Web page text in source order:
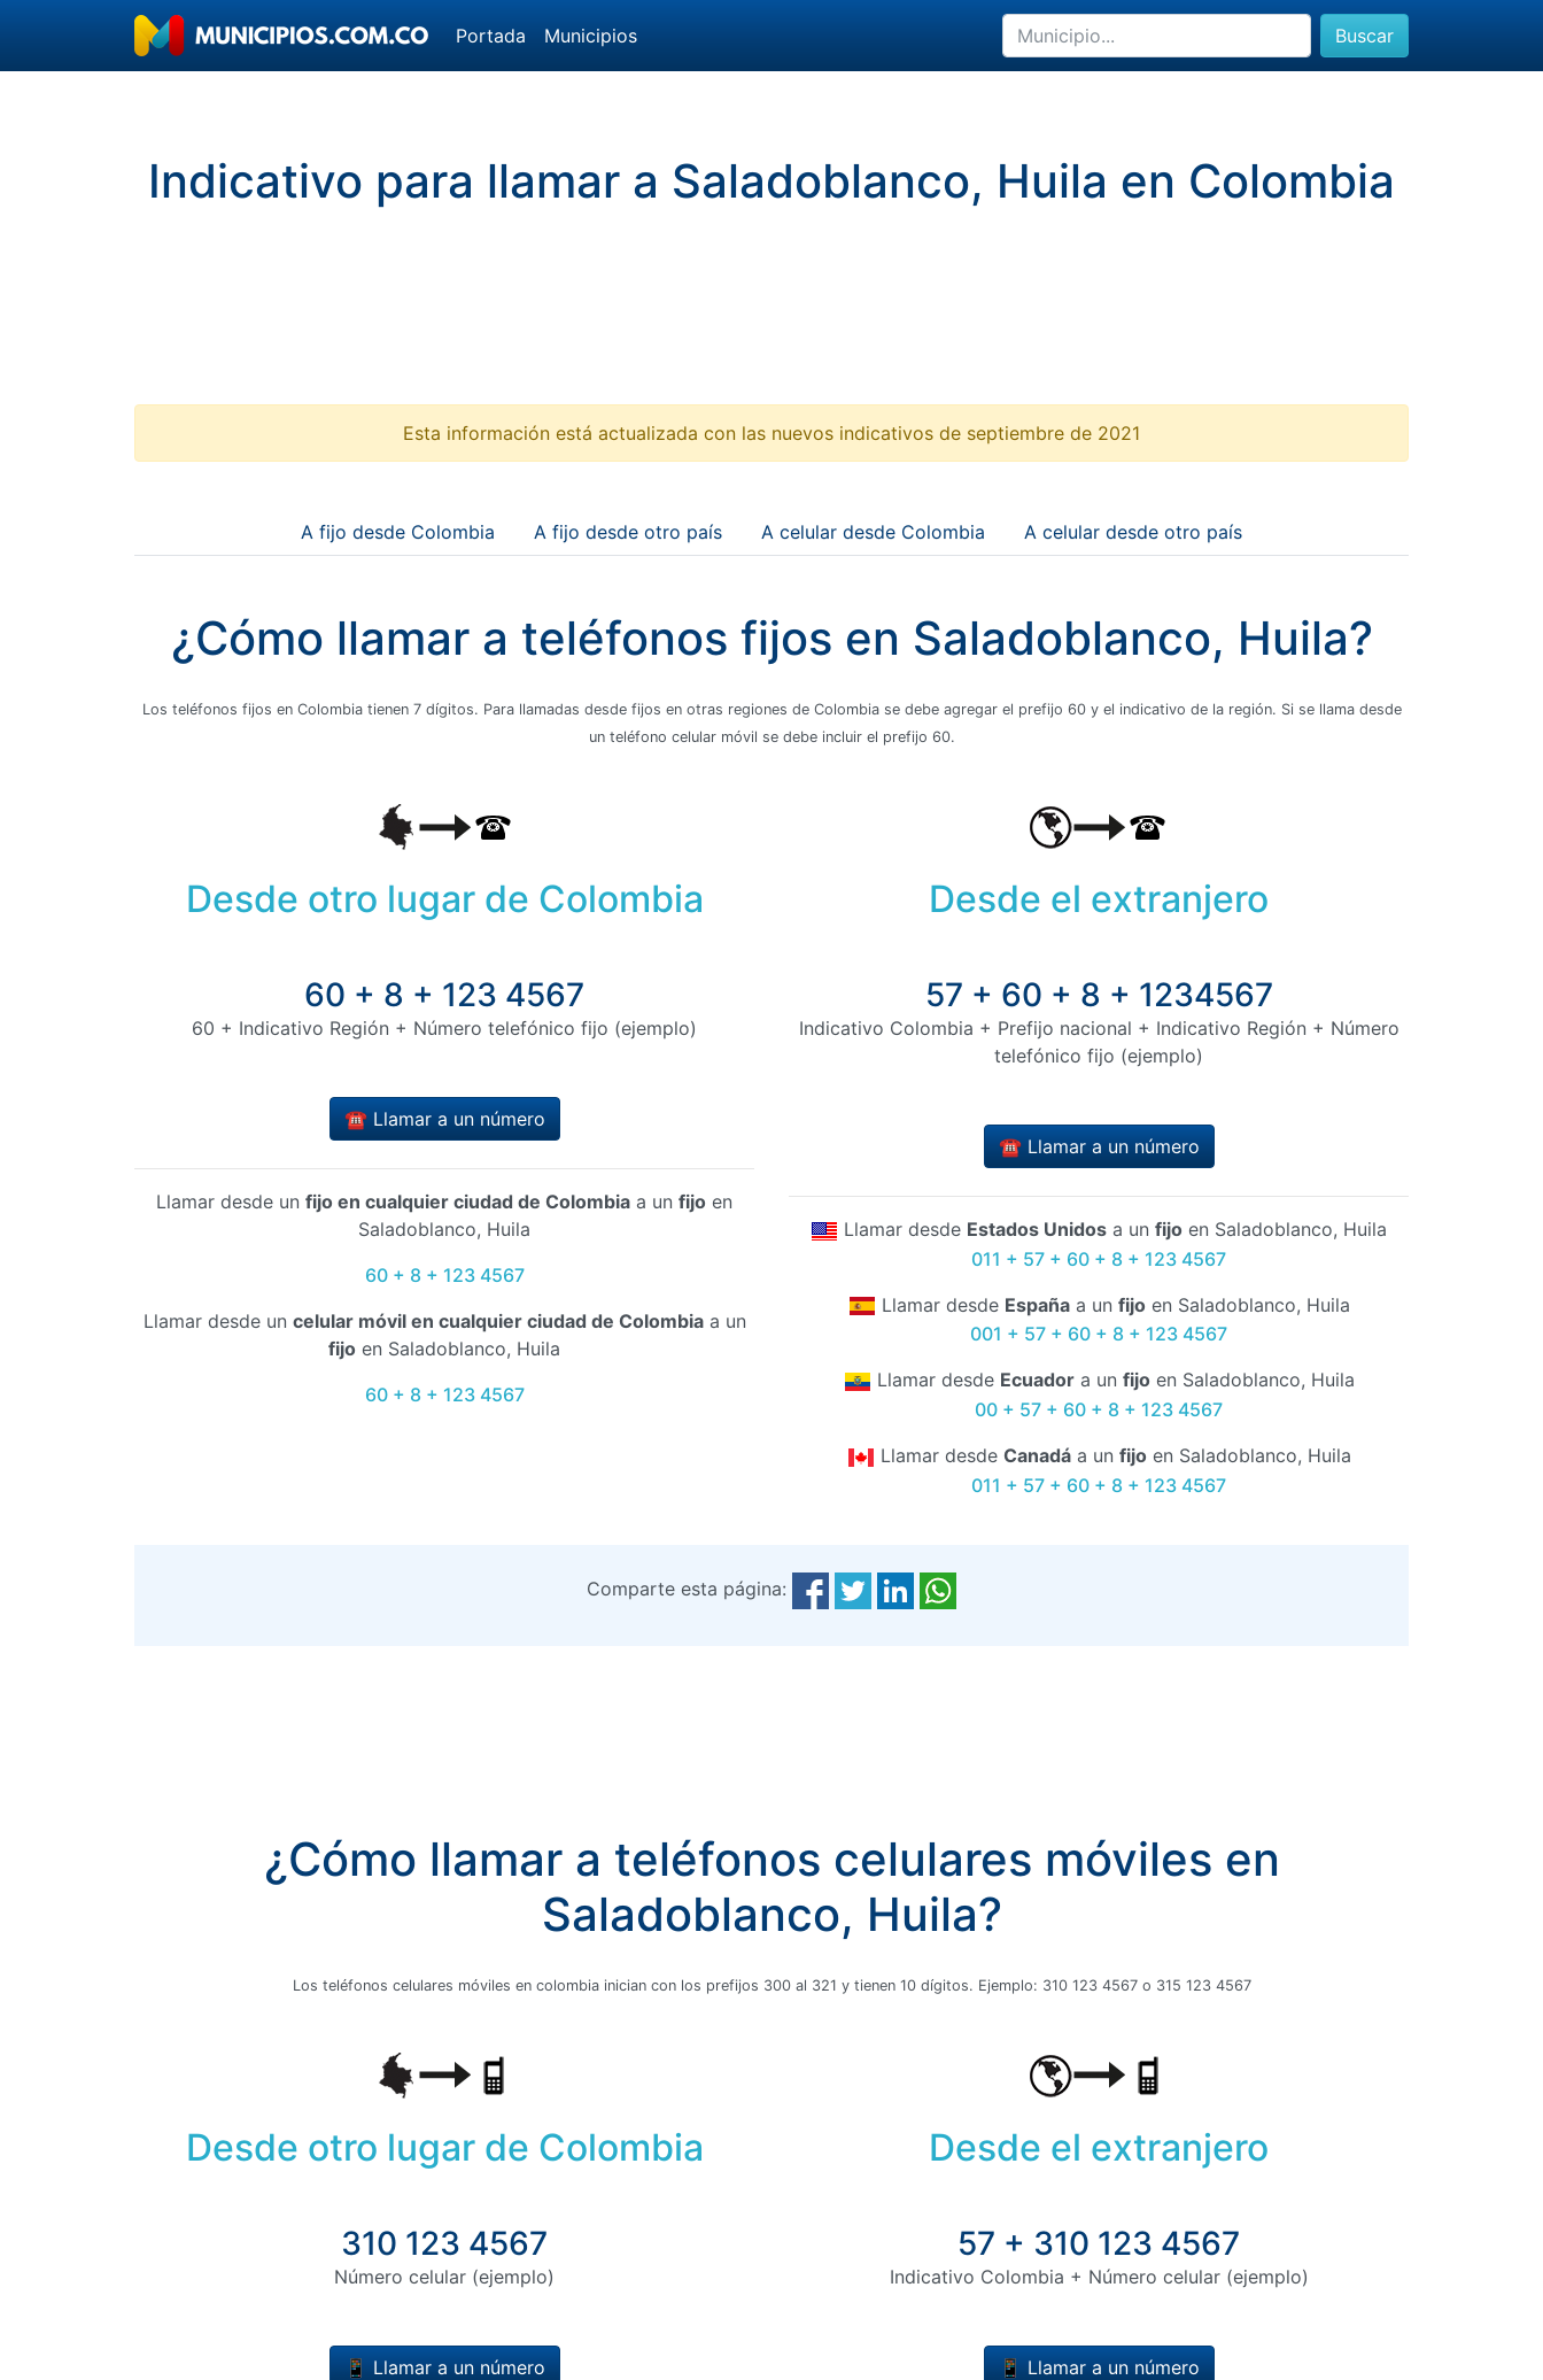
Portada Municipios Buscar
Indicativo para llamar a Saladoblanco, Huila en Colombia
Esta información está actualizada con las nuevos indicativos de septiembre de 2021
A fijo desde Colombia A fijo desde otro país A celular desde Colombia A celular desde otro país
¿Cómo llamar a teléfonos fijos en Saladoblanco, Huila?
Los teléfonos fijos en Colombia tienen 7 dígitos. Para llamadas desde fijos en otras regiones de Colombia se debe agregar el prefijo 60 y el indicativo de la región. Si se llama desde
un teléfono celular móvil se debe incluir el prefijo 60.
Desde otro lugar de Colombia
60 + 8 + 123 4567
60 + Indicativo Región + Número telefónico fijo (ejemplo)
☎️ Llamar a un número
Llamar desde un fijo en cualquier ciudad de Colombia a un fijo en
Saladoblanco, Huila
60 + 8 + 123 4567
Llamar desde un celular móvil en cualquier ciudad de Colombiaa un
fijo en Saladoblanco, Huila
60 + 8 + 123 4567
Desde el extranjero
57 + 60 + 8 + 1234567
Indicativo Colombia + Prefijo nacional + Indicativo Región + Número
telefónico fijo (ejemplo)
☎️ Llamar a un número
Llamar desde Estados Unidos a un fijo en Saladoblanco, Huila
011 + 57 + 60 + 8 + 123 4567
Llamar desde Españaa un fijoen Saladoblanco, Huila
001 + 57 + 60 + 8 + 123 4567
Llamar desde Ecuadora un fijoen Saladoblanco, Huila
00 + 57 + 60 + 8 + 123 4567
Llamar desde Canadáa un fijoen Saladoblanco, Huila
011 + 57 + 60 + 8 + 123 4567
Comparte esta página:
¿Cómo llamar a teléfonos celulares móviles en
Saladoblanco, Huila?
Los teléfonos celulares móviles en colombia inician con los prefijos 300 al 321 y tienen 10 dígitos. Ejemplo: 310 123 4567 o 315 123 4567
Desde otro lugar de Colombia
310 123 4567
Número celular (ejemplo)
📱 Llamar a un número
Desde el extranjero
57 + 310 123 4567
Indicativo Colombia + Número celular (ejemplo)
📱 Llamar a un número